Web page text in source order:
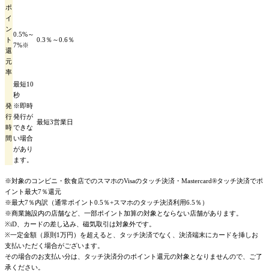
ポ
イ
ン
ト
還
元
率
0.5%～
7%※
0.3％～0.6％
発
行
時
間
最短10
秒
※即時
発行が
できな
い場合
があり
ます。
最短3営業日
※対象のコンビニ・飲食店でのスマホのVisaのタッチ決済・Mastercard®タッチ決済でポ
イント最大7％還元
※最大7％内訳（通常ポイント0.5％+スマホのタッチ決済利用6.5％）
※商業施設内の店舗など、一部ポイント加算の対象とならない店舗があります。
※iD、カードの差し込み、磁気取引は対象外です。
※一定金額（原則1万円）を超えると、タッチ決済でなく、決済端末にカードを挿しお
支払いただく場合がございます。
その場合のお支払い分は、タッチ決済分のポイント還元の対象となりませんので、ご了
承ください。